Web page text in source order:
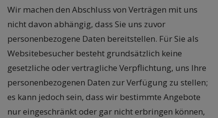
Wir machen den Abschluss von Verträgen mit uns
nicht davon abhängig, dass Sie uns zuvor
personenbezogene Daten bereitstellen. Für Sie als
Websitebesucher besteht grundsätzlich keine
gesetzliche oder vertragliche Verpflichtung, uns Ihre
personenbezogenen Daten zur Verfügung zu stellen;
es kann jedoch sein, dass wir bestimmte Angebote
nur eingeschränkt oder gar nicht erbringen können,